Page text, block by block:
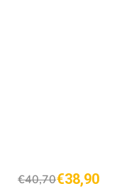
Normaler
€40,70
Verkaufspreis
€38,90